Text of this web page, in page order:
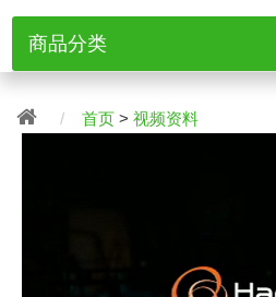
商品分类
首页 > 视频资料